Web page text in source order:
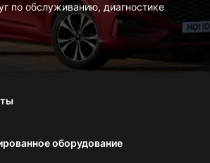
по обслуживанию, диагностике
оборудование